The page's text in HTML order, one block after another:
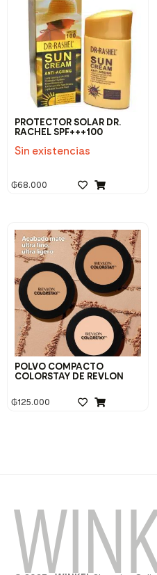
PROTECTOR SOLAR DR.
RACHEL SPF+++100
Sin existencias
₲68.000
POLVO COMPACTO
COLORSTAY DE REVLON
₲125.000